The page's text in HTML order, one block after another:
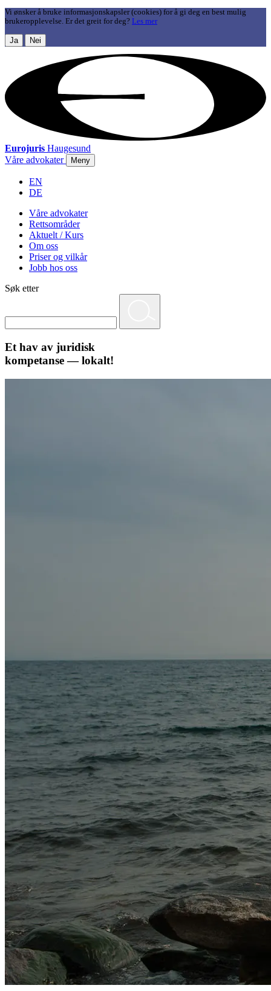
Vi ønsker å bruke informasjonskapsler (cookies) for å gi deg en best mulig
brukeropplevelse. Er det greit for deg? Les mer
Ja Nei
Eurojuris Haugesund
Våre advokater
Meny
EN
DE
Våre advokater
Rettsområder
Aktuelt / Kurs
Om oss
Priser og vilkår
Jobb hos oss
Søk etter
Et hav av juridisk
kompetanse — lokalt!